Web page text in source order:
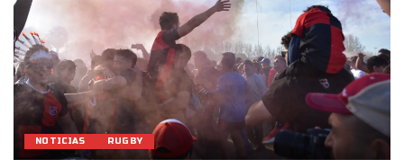
NOTICIAS RUGBY